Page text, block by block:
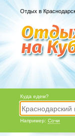
Отдых в
Куда едем?
Например: Сочи